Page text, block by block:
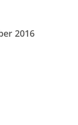
2016